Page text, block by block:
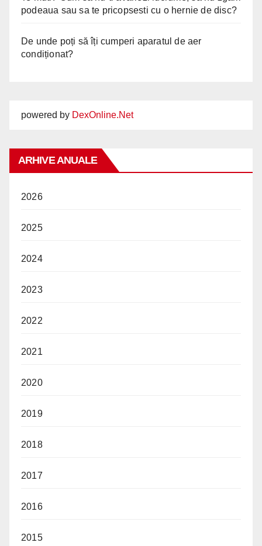
podeaua sau sa te pricopsesti cu o hernie de disc?
De unde poți să îți cumperi aparatul de aer
condiționat?
powered by DexOnline.Net
ARHIVE ANUALE
2026
2025
2024
2023
2022
2021
2020
2019
2018
2017
2016
2015